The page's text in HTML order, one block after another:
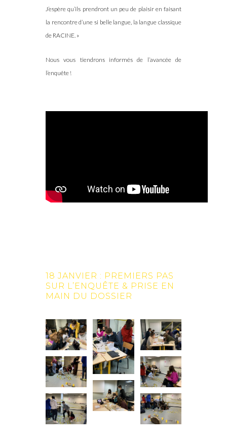
J’espère qu’ils prendront un peu de plaisir en faisant
la rencontre d’une si belle langue, la langue classique
de RACINE. »
Nous vous tiendrons informés de l’avancée de
l’enquête !
18 JANVIER : PREMIERS PAS
SUR L’ENQUÊTE & PRISE EN
MAIN DU DOSSIER